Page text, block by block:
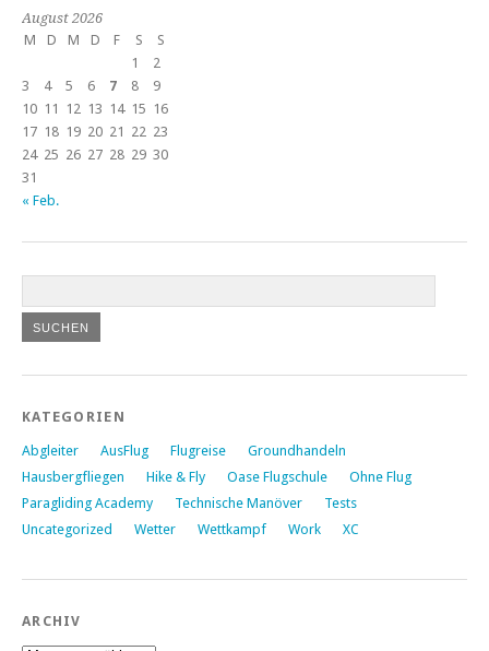
August 2026
M
D M D F S
S
1
2
3
4 5 6 7 8
9
10 11 12 13 14 15 16
17 18 19 20 21 22 23
24 25 26 27 28 29 30
31
« Feb.
KATEGORIEN
Abgleiter AusFlug Flugreise
Groundhandeln
Hausbergfliegen
Hike & Fly Oase Flugschule
Ohne Flug
Paragliding Academy
Technische Manöver
Tests
Uncategorized
Wetter Wettkampf Work XC
ARCHIV